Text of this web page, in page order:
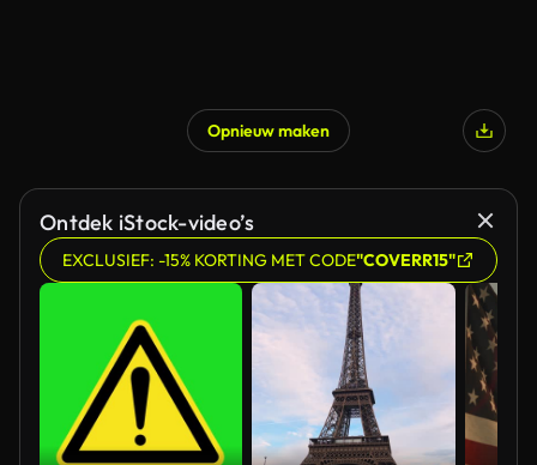
Opnieuw maken
Ontdek iStock-video’s
EXCLUSIEF: -15% KORTING MET CODE"COVERR15"